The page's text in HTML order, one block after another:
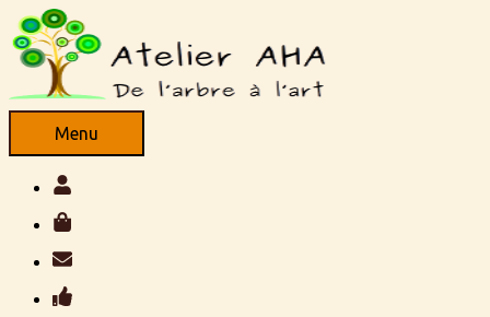
Aller
au
contenu
Menu
Menu